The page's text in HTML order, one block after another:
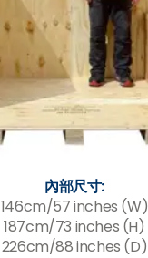
內部尺寸:
146cm/57 inches (W)
187cm/73 inches (H)
226cm/88 inches (D)